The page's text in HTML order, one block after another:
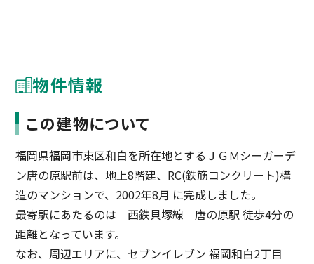
物件情報
この建物について
福岡県福岡市東区和白を所在地とするＪＧＭシーガーデ
ン唐の原駅前は、地上8階建、RC(鉄筋コンクリート)構
造のマンションで、2002年8月 に完成しました。
最寄駅にあたるのは 西鉄貝塚線 唐の原駅 徒歩4分の
距離となっています。
なお、周辺エリアに、セブンイレブン 福岡和白2丁目